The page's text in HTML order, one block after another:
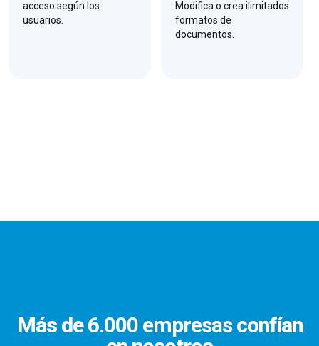
acceso según los
usuarios.
Modifica o crea ilimitados
formatos de
documentos.
Más de6.000 empresasconfían